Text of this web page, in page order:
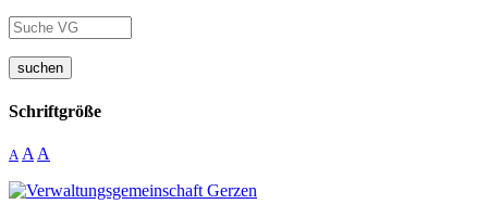
suchen
Schriftgröße
A A A